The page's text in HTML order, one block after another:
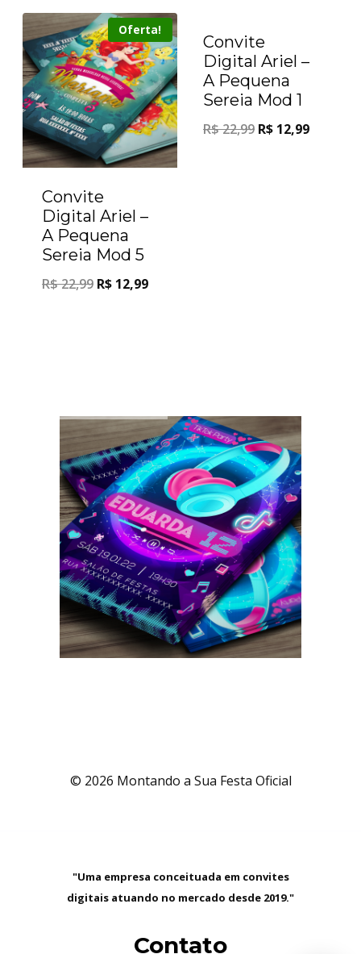
Oferta!
Convite
Digital Ariel –
A Pequena
Sereia Mod 5
R$22,99 R$ 12,99
Convite
Digital Ariel –
A Pequena
Sereia Mod 1
R$22,99 R$ 12,99
© 2026 Montando a Sua Festa Oficial
"Uma empresa conceituada em convites
digitais atuando no mercado desde 2019."
Contato